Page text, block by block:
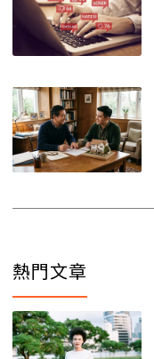
熱門文章